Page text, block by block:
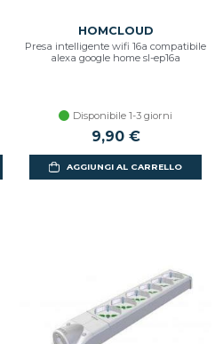
HOMCLOUD
Presa intelligente wifi 16a compatibile
alexa google home sl-ep16a
Disponibile 1-3 giorni
9,90 €
AGGIUNGI AL CARRELLO